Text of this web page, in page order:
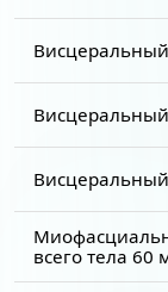
всего тела 60